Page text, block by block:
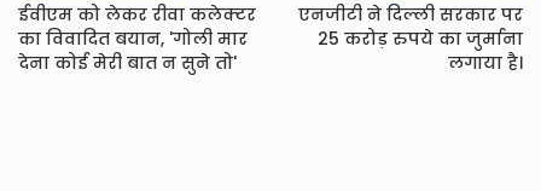
ईवीएम को लेकर रीवा कलेक्टर
का विवादित बयान, 'गोली मार
देना कोई मेरी बात न सुने तो'
एनजीटी ने दिल्ली सरकार पर
25 करोड़ रुपये का जुर्माना
लगाया है।